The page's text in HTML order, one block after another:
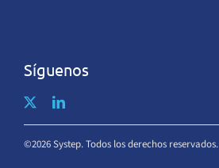
Síguenos
©2026 Systep. Todos los derechos reservados.